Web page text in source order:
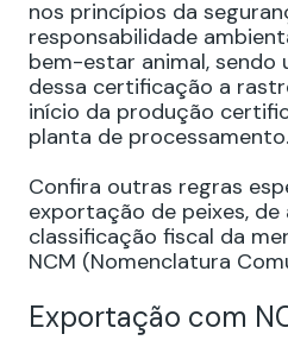
nos princípios da
responsabilidade
bem-estar animal, sendo
dessa certificação a
início da produção
planta de processamento.
Confira outras regras
exportação de peixes,
classificação fiscal da
NCM (Nomenclatura
Exportação com